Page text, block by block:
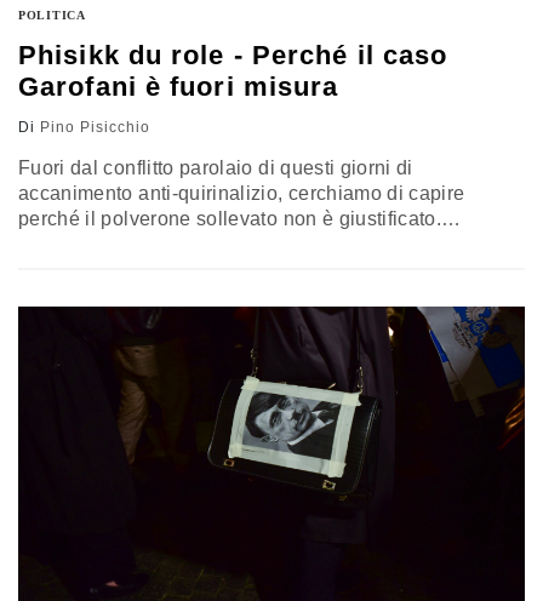
POLITICA
Phisikk du role - Perché il caso
Garofani è fuori misura
Di Pino Pisicchio
Fuori dal conflitto parolaio di questi giorni di
accanimento anti-quirinalizio, cerchiamo di capire
perché il polverone sollevato non è giustificato.